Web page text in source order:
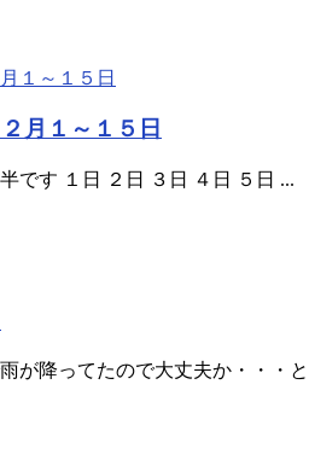
１～１５日
です １日 ２日 ３日 ４日 ５日 ...
が降ってたので大丈夫か・・・